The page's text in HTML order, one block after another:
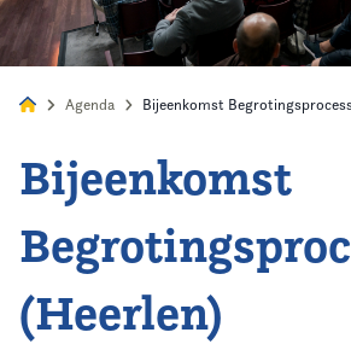
Home
Agenda
Nieuws
Agenda Bijeenkomst
Bijeenkomst
(Heerlen)